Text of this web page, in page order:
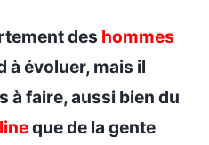
des hommes
à évoluer, mais il
à faire, aussi bien du
que de la gente